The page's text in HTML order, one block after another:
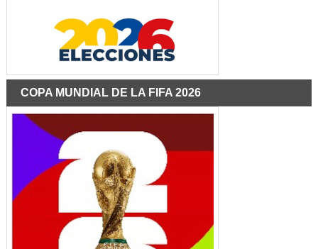
COPA MUNDIAL DE LA FIFA 2026